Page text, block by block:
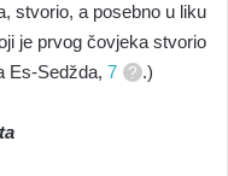
stvorio, a posebno u liku
je prvog čovjeka stvorio
Es-Sedžda, 7 .)